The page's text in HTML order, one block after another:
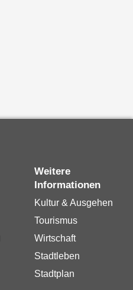
Weitere
Informationen
Kultur & Ausgehen
Tourismus
Wirtschaft
Stadtleben
Stadtplan